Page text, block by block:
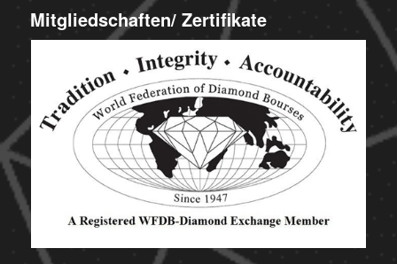
Mitgliedschaften/ Zertifikate